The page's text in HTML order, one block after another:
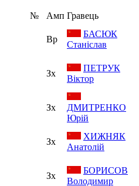
№ Амп Гравець
Вр
БАСЮК
Станіслав
Зх
ПЕТРУК
Віктор
Зх
ДМИТРЕНКО
Юрій
Зх
ХИЖНЯК
Анатолій
Зх
БОРИСОВ
Володимир